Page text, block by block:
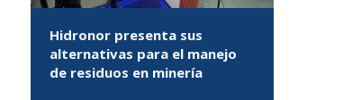
Hidronor presenta sus
alternativas para el manejo
de residuos en minería